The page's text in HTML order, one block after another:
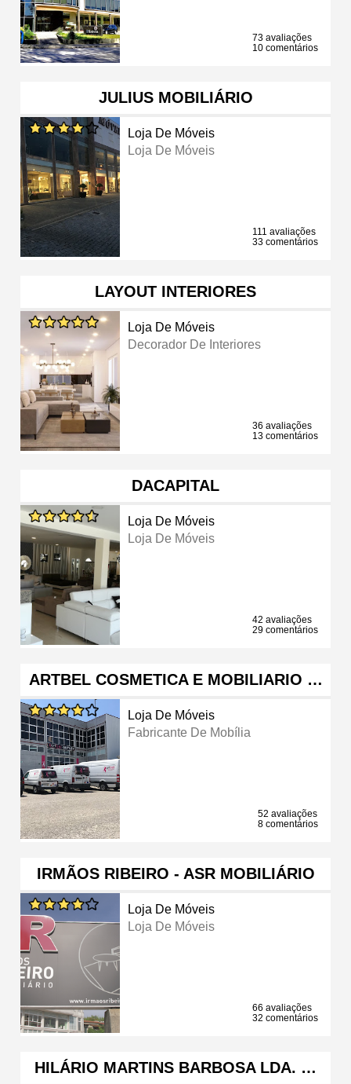
73 avaliações
10 comentários
JULIUS MOBILIÁRIO
Loja De Móveis
Loja De Móveis
111 avaliações
33 comentários
LAYOUT INTERIORES
Loja De Móveis
Decorador De Interiores
36 avaliações
13 comentários
DACAPITAL
Loja De Móveis
Loja De Móveis
42 avaliações
29 comentários
ARTBEL COSMETICA E MOBILIARIO …
Loja De Móveis
Fabricante De Mobília
52 avaliações
8 comentários
IRMÃOS RIBEIRO - ASR MOBILIÁRIO
Loja De Móveis
Loja De Móveis
66 avaliações
32 comentários
HILÁRIO MARTINS BARBOSA LDA. …